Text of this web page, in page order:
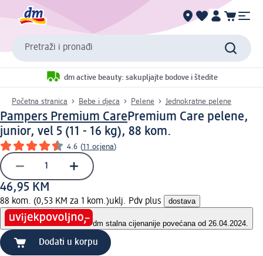
Pretraži i pronađi
dm active beauty: sakupljajte bodove i štedite
Početna stranica Bebe i djeca Pelene Jednokratne pelene
Pampers Premium CarePremium Care pelene,
junior, vel 5 (11 - 16 kg), 88 kom.
4.6 (11 ocjena)
46,95 KM
88 kom. (0,53 KM za 1 kom.)uklj. Pdv plus dostava
dm stalna cijenanije povećana od 26.04.2024.
Dodati u korpu